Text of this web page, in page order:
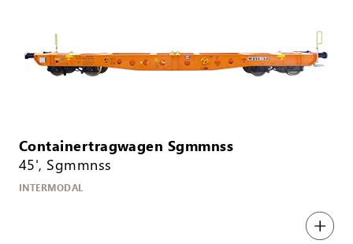
Containertragwagen Sgmmnss
45', Sgmmnss
INTERMODAL